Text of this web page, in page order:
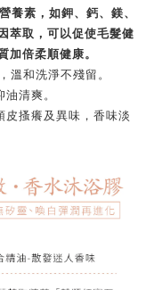
養素，如鉀、鈣、鎂、
萃取，可以促使毛髮健
加倍柔順健康。
溫和洗淨不殘留。
清爽。
皮搔癢及異味，香味淡